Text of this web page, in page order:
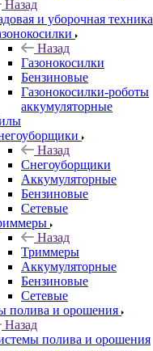
Назад
и уборочная техника
Назад
Газонокосилки
Бензиновые
Газонокосилки-роботы
аккумуляторные
Назад
Снегоуборщики
Аккумуляторные
Бензиновые
Сетевые
Назад
Триммеры
Аккумуляторные
Бензиновые
Сетевые
полива и орошения
Назад
полива и орошения